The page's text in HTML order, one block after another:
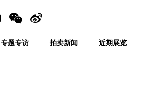
专题专访 拍卖新闻 近期展览